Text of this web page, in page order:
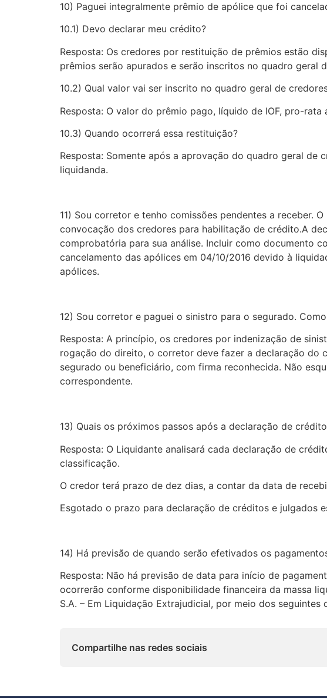
10) Paguei integralmente prêmio de apólice que foi
10.1) Devo declarar meu crédito?
Resposta: Os credores por restituição de prêmios estão
prêmios serão apurados e serão inscritos no quadro geral
10.2) Qual valor vai ser inscrito no quadro geral de
Resposta: O valor do prêmio pago, líquido de IOF, pro-
10.3) Quando ocorrerá essa restituição?
Resposta: Somente após a aprovação do quadro geral de
liquidanda.
11) Sou corretor e tenho comissões pendentes a receber.
convocação dos credores para habilitação de crédito.A
comprobatória para sua análise. Incluir como documento
cancelamento das apólices em 04/10/2016 devido à
apólices.
12) Sou corretor e paguei o sinistro para o segurado.
Resposta: A princípio, os credores por indenização de
rogação do direito, o corretor deve fazer a declaração do
segurado ou beneficiário, com firma reconhecida. Não
correspondente.
13) Quais os próximos passos após a declaração de
Resposta: O Liquidante analisará cada declaração de
classificação.
O credor terá prazo de dez dias, a contar da data de
Esgotado o prazo para declaração de créditos e julgados
14) Há previsão de quando serão efetivados os
Resposta: Não há previsão de data para início de
ocorrerão conforme disponibilidade financeira da massa
S.A. – Em Liquidação Extrajudicial, por meio dos
Compartilhe nas redes sociais